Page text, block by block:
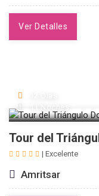
Ver Detalles
11 Noches
Tour del
| Excelente
Amritsar